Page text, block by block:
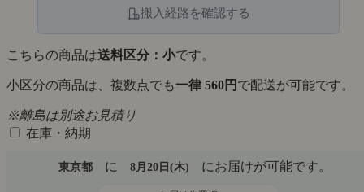
搬入経路を確認する
こちらの商品は送料区分：小です。
小区分の商品は、複数点でも一律 560円 で配送が可能です。
※離島は別途お見積り
在庫・納期
東京都 に 8月20日(木) にお届けが可能です。